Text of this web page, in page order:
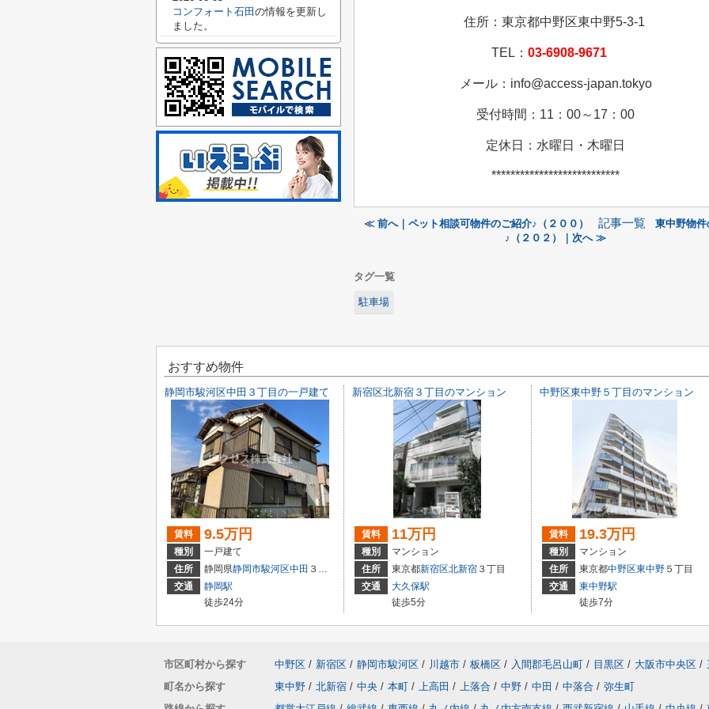
住所：東京都中野区東中野5-3-1
TEL： 03-6908-9671
メール：info@access-japan.tokyo
受付時間：11：00～17：00
定休日：水曜日・木曜日
***************************
≪ 前へ｜ペット相談可物件のご紹介♪（２００） 記事一覧
東中野物
♪（２０２）｜次へ ≫
タグ一覧
駐車場
コンフォート石田 の情報を更新し
ました。
おすすめ物件
静岡市駿河区中田３丁目の一戸建て
賃料 9.5万円
種別
一戸建て
住所
静岡県静岡市駿河区中田 ３丁目
交通
静岡駅
徒歩24分
新宿区北新宿３丁目のマンション
賃料 11万円
種別
マンション
住所
東京都新宿区北新宿 ３丁目
交通
大久保駅
徒歩5分
中野区東中野５丁目のマンション
賃料 19.3万円
種別
マンション
住所
東京都中野区東中野 ５丁目
交通
東中野駅
徒歩7分
市区町村から探す 中野区 / 新宿区 / 静岡市駿河区 / 川越市 / 板橋区 / 入間郡毛呂山町 / 目黒区 / 大阪市中央区 /
町名から探す
東中野 / 北新宿 / 中央 / 本町 / 上高田 / 上落合 / 中野 / 中田 / 中落合 / 弥生町